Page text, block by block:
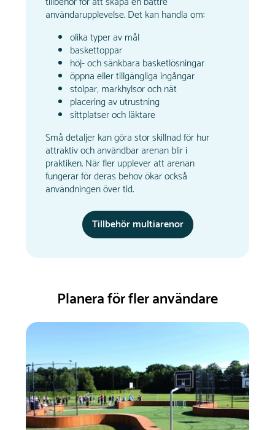
användarupplevelse. Det kan handla om:
olika typer av mål
baskettoppar
höj- och sänkbara basketlösningar
öppna eller tillgängliga ingångar
stolpar, markhylsor och nät
placering av utrustning
sittplatser och läktare
Små detaljer kan göra stor skillnad för hur
attraktiv och användbar arenan blir i
praktiken. När fler upplever att arenan
fungerar för deras behov ökar också
användningen över tid.
Tillbehör multiarenor
Planera för fler användare